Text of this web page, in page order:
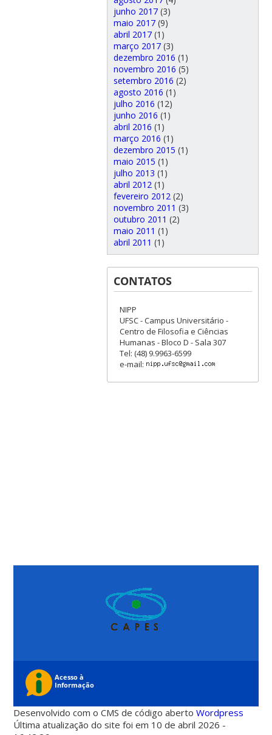
junho 2017(3)
maio 2017(9)
abril 2017(1)
março 2017(3)
dezembro 2016 (1)
novembro 2016 (5)
setembro 2016 (2)
agosto 2016 (1)
julho 2016 (12)
junho 2016 (1)
abril 2016 (1)
março 2016 (1)
dezembro 2015 (1)
maio 2015 (1)
julho 2013 (1)
abril 2012(1)
fevereiro 2012(2)
novembro 2011 (3)
outubro 2011 (2)
maio 2011 (1)
abril 2011 (1)
CONTATOS
NIPP
UFSC - Campus Universitário -
Centro de Filosofia e Ciências
Humanas - Bloco D - Sala 307
Tel: (48) 9.9963-6599
e-mail:
Desenvolvido com o CMS de código abertoWordpress
Última atualização do site foi em 10 de abril 2026 -